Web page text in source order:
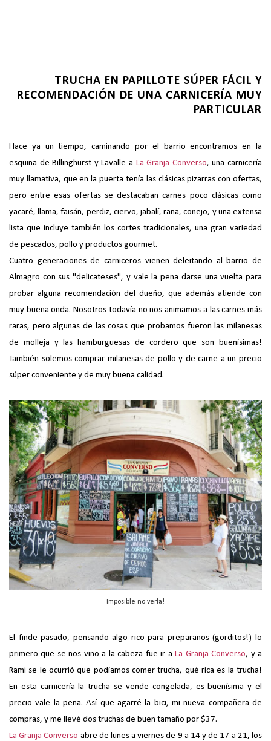
TRUCHA EN PAPILLOTE SÚPER FÁCIL Y
RECOMENDACIÓN DE UNA CARNICERÍA MUY
PARTICULAR
Hace ya un tiempo, caminando por el barrio encontramos en la
esquina de Billinghurst y Lavalle a La Granja Converso, una carnicería
muy llamativa, que en la puerta tenía las clásicas pizarras con ofertas,
pero entre esas ofertas se destacaban carnes poco clásicas como
yacaré, llama, faisán, perdiz, ciervo, jabalí, rana, conejo, y una extensa
lista que incluye también los cortes tradicionales, una gran variedad
de pescados, pollo y productos gourmet.
Cuatro generaciones de carniceros vienen deleitando al barrio de
Almagro con sus "delicateses", y vale la pena darse una vuelta para
probar alguna recomendación del dueño, que además atiende con
muy buena onda. Nosotros todavía no nos animamos a las carnes más
raras, pero algunas de las cosas que probamos fueron las milanesas
de molleja y las hamburguesas de cordero que son buenísimas!
También solemos comprar milanesas de pollo y de carne a un precio
súper conveniente y de muy buena calidad.
Imposible no verla!
El finde pasado, pensando algo rico para preparanos (gorditos!) lo
primero que se nos vino a la cabeza fue ir aLa Granja Converso, y a
Rami se le ocurrió que podíamos comer trucha, qué rica es la trucha!
En esta carnicería la trucha se vende congelada, es buenísima y el
precio vale la pena. Así que agarré la bici, mi nueva compañera de
compras, y me llevé dos truchas de buen tamaño por $37.
La Granja Converso abre de lunes a viernes de 9 a 14 y de 17 a 21, los